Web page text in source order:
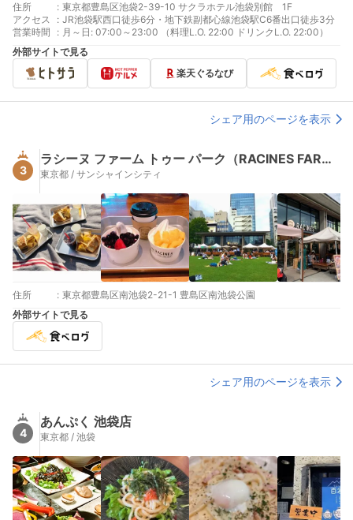
住所 : 東京都豊島区池袋2-39-10 サクラホテル池袋別館 1F
アクセス
: JR池袋駅西口徒歩6分・地下鉄副都心線池袋駅C6番出口徒歩3分
営業時間
: 月～日: 07:00～23:00 （料理L.O. 22:00 ドリンクL.O. 22:00）
外部サイトで見る
楽天ぐるなび
シェア用のページを表示
3
ラシーヌ ファーム トゥー パーク（RACINES FARM TO PARK）
東京都 / サンシャインシティ
住所 : 東京都豊島区南池袋2-21-1 豊島区南池袋公園
外部サイトで見る
シェア用のページを表示
4
あんぷく 池袋店
東京都 / 池袋